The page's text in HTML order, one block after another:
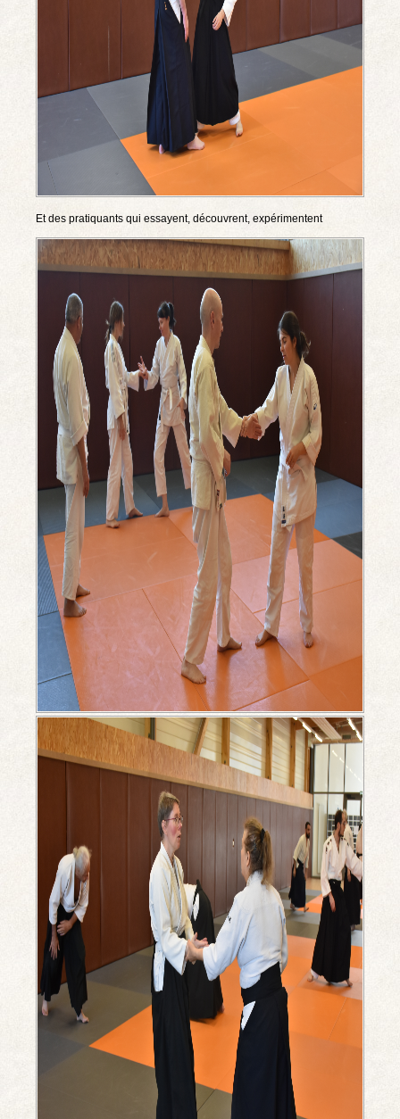
Et des pratiquants qui essayent, découvrent, expérimentent